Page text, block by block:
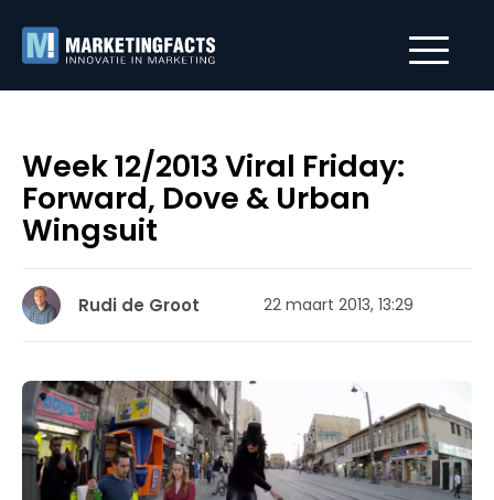
Week 12/2013 Viral Friday:
Forward, Dove & Urban
Wingsuit
Rudi de Groot 22 maart 2013, 13:29